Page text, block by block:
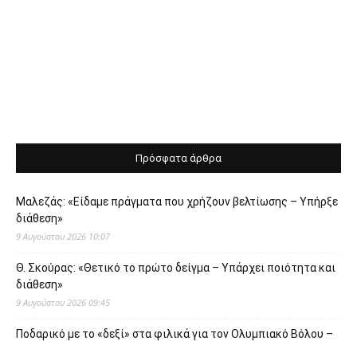
Πρόσφατα άρθρα
Μαλεζάς: «Είδαμε πράγματα που χρήζουν βελτίωσης – Υπήρξε
διάθεση»
9 Αυγούστου 2026 10:07
Θ. Σκούρας: «Θετικό το πρώτο δείγμα – Υπάρχει ποιότητα και
διάθεση»
9 Αυγούστου 2026 09:45
Ποδαρικό με το «δεξί» στα φιλικά για τον Ολυμπιακό Βόλου –